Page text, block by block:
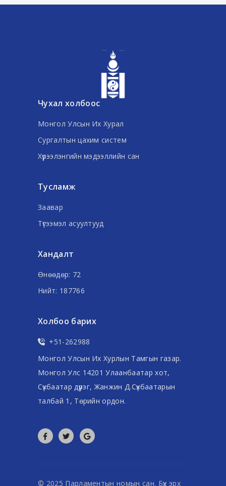
Чухал холбоос
Монгол Улсын Их Хурал
Сургалтын цахим систем
Хүрээлэнгийн мэдээллийн сан
Тусламж
Заавар
Түгээмэл асуултууд
Хандалт
Өнөөдөр: 72
Нийт: 187766
Холбоо барих
+51-262988
Монгол Улсын Их Хурлын Тамгын газар.
Монгол Улс 14201 Улаанбаатар хот,
Сүхбаатар дүүрэг, Жанжин Д.Сүхбаатарын
талбай 1, Төрийн ордон.
© 2025 Парламентын номын сан. Бүх эрх